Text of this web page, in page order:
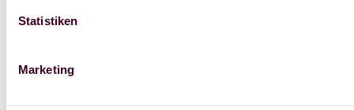
Statistiken
Marketing